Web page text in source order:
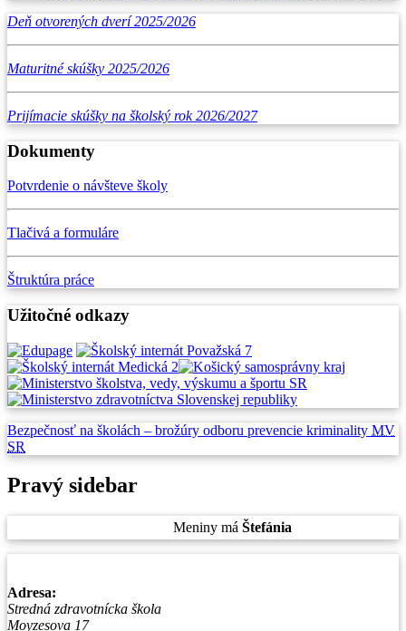
Deň otvorených dverí 2025/2026
Maturitné skúšky 2025/2026
Prijímacie skúšky na školský rok 2026/2027
Dokumenty
Potvrdenie o návšteve školy
Tlačivá a formuláre
Štruktúra práce
Užitočné odkazy
Bezpečnosť na školách – brožúry odboru prevencie kriminality MV
SR
Pravý sidebar
Meniny má Štefánia
Adresa:
Stredná zdravotnícka škola
Moyzesova 17